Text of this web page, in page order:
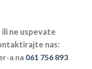
ili ne uspevate
nas:
a na 061 756 893